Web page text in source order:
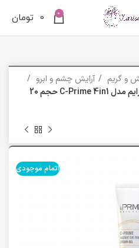
0
0 تومان
و گریم
آرایش چشم و ابرو
ژل کرم سفت کننده دور چشم پرایم مدل C-Prime 4in1 حجم 20
اتمام موجودی